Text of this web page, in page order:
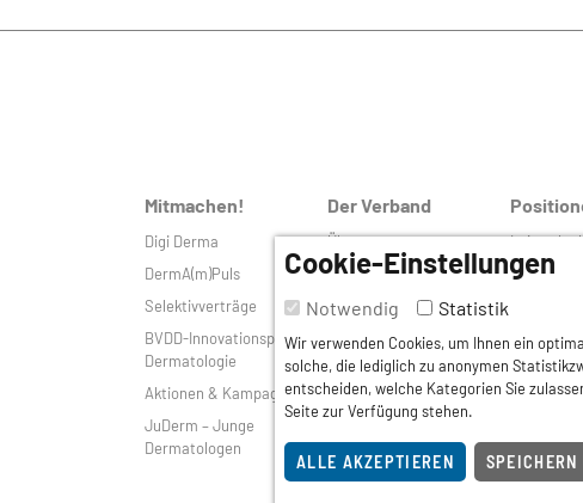
Mitmachen!
Digi Derma
DermA(m)Puls
Selektivverträge
BVDD-Innovationspreis
Dermatologie
Aktionen & Kampagnen
JuDerm – Junge
Dermatologen
Der Verband
Über uns
Vorstand
Landesverbände
Ansprechpartner
Förderkreis
Community
Cookie-Einstellungen
Notwendig Statistik
Wir verwenden Cookies, um Ihnen ein
solche, die lediglich zu anonymen
entscheiden, welche Kategorien Sie
Seite zur Verfügung stehen.
ALLE AKZEPTIEREN SPEICHERN